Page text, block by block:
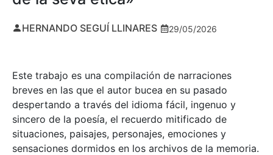
HERNANDO SEGUÍ LLINARES 29/05/2026
Este trabajo es una compilación de narraciones
breves en las que el autor bucea en su pasado
despertando a través del idioma fácil, ingenuo y
sincero de la poesía, el recuerdo mitificado de
situaciones, paisajes, personajes, emociones y
sensaciones dormidos en los archivos de la memoria.